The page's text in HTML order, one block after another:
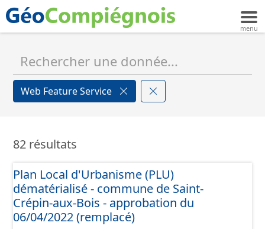
Web Feature Service
82 résultats
Plan Local d'Urbanisme (PLU)
dématérialisé - commune de Saint-
Crépin-aux-Bois - approbation du
06/04/2022 (remplacé)